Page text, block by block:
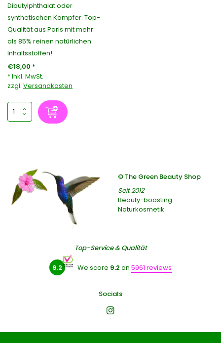
Dibutylphthalat oder
synthetischen Kampfer. Top-
Qualität aus Paris mit mehr
als 85% reinen natürlichen
Inhaltsstoffen!
€18,00 *
* Inkl. MwSt.
zzgl. Versandkosten
© The Green Beauty Shop
Seit 2012
Beauty-boosting
Naturkosmetik
Top-Service & Qualität
9.2 We score 9.2 on 5961 reviews
Socials